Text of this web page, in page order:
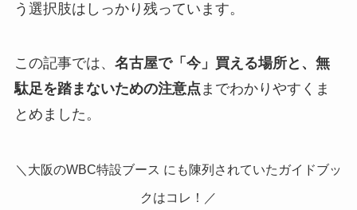
う選択肢はしっかり残っています。
この記事では、 名古屋で「今」買える場所と、無
駄足を踏まないための注意点 までわかりやすくま
とめました。
＼大阪のWBC特設ブース にも陳列されていたガイドブッ
クはコレ！／